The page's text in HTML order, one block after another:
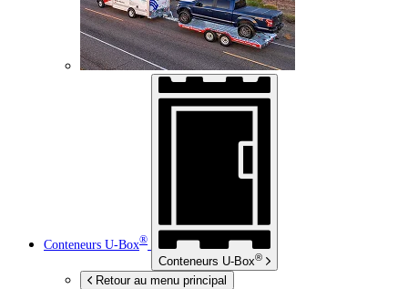
Conteneurs U-Box®
Conteneurs U-Box®
Retour au menu principal